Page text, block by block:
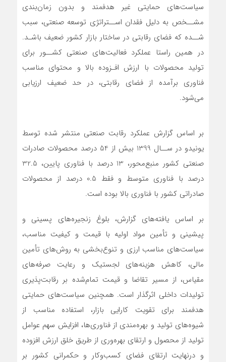
سیاست‌های حمایتی غیر هدفمند و بدون زمان‌بندی
مشــخص به دلیل فقدان اســتراتژی توسعه صنعتی، سبب
شــده که فضای رقابتی در ساختار بازار کشور ضعیف باشـد.
در همین راستا عملکرد فعالیت‌های صنعتی کشــور برای
تولید محصولات با ارزش افـزوده بالا و محتوای مناسب
فناوری برآمده از فضای رقابتی، در حد ضعیف ارزیابی
می‌شود.
بر اساس گزارش عملکرد رقابت صنعتی منتشر شده توسط
یونیدو در ســال 1399 بیش از 54 درصد محصولات صادرات
صنعتی کشور منبع‌محور، 13 درصد با فناوری پایین، 32.5
درصد با فناوری متوسط و فقط 0.5 درصد از محصولات
صادراتی کشور با فناوری بالا بوده است.
بر اساس یافته‌های گزارش، بلوغ زنجیره‌های پسینی و
پیشینی و تأمین مواد اولیه با قیمت و کیفیت مناسب،
سیاست‌های مناسب ارزی و تنوع‌بخشی به روش‌های تأمین
مالی، کاهش هزینه‌های لجستیک و رعایت صرفه‌های
مقیاس، از مسیر تقاضا و قیمت تمام‌شده بر رقابت‌پذیری
تولیدات داخلی اثرگذار است. همچنین سیاست‌های حمایتی
هدفمند برای تقویت کارایی بازار، استفاده مناسب از
شیوه‌های تولید و بهره‌مندی از فناوری‌ها، افزایش سهم عوامل
تولید از محصول و ارتقای بهره‌وری از طریق خلق ارزش افزوده
و درنهایت ارتقای فضای کسب‌وکار و حکمرانی کشور بر